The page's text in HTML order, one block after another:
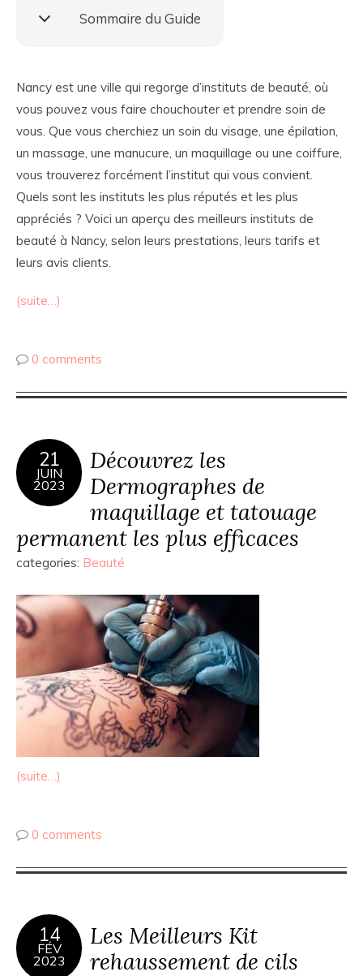
Sommaire du Guide
Nancy est une ville qui regorge d’instituts de beauté, où
vous pouvez vous faire chouchouter et prendre soin de
vous. Que vous cherchiez un soin du visage, une épilation,
un massage, une manucure, un maquillage ou une coiffure,
vous trouverez forcément l’institut qui vous convient.
Quels sont les instituts les plus réputés et les plus
appréciés ? Voici un aperçu des meilleurs instituts de
beauté à Nancy, selon leurs prestations, leurs tarifs et
leurs avis clients.
(suite…)
0 comments
21
JUIN
2023
Découvrez les
Dermographes de
maquillage et tatouage
permanent les plus efficaces
categories: Beauté
(suite…)
0 comments
14
FÉV
2023
Les Meilleurs Kit
rehaussement de cils